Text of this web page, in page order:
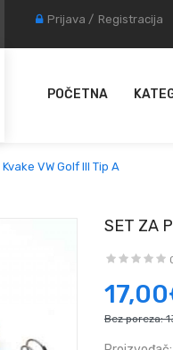
Prijava / Registracija
POČETNA
VW Golf III Tip A
SET ZA
Bez poreza: